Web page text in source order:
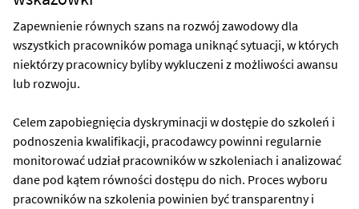
Zapewnienie równych szans na rozwój zawodowy dla
wszystkich pracowników pomaga uniknąć sytuacji, w których
niektórzy pracownicy byliby wykluczeni z możliwości awansu
lub rozwoju.
Celem zapobiegnięcia dyskryminacji w dostępie do szkoleń i
podnoszenia kwalifikacji, pracodawcy powinni regularnie
monitorować udział pracowników w szkoleniach i analizować
dane pod kątem równości dostępu do nich. Proces wyboru
pracowników na szkolenia powinien być transparentny i